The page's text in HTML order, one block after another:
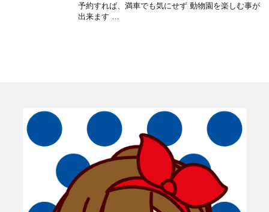
予約すれば、満車でも気にせず 動物園を楽しむ事が
出来ます …